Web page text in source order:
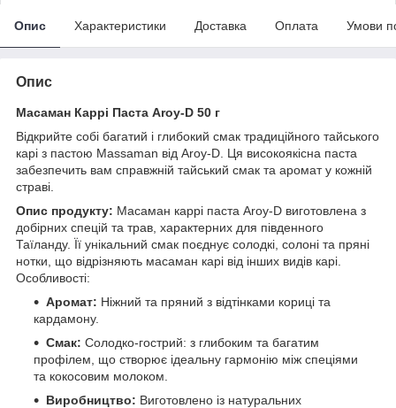
Опис Характеристики Доставка Оплата Умови
Опис
Масаман Каррі Паста Aroy-D 50 г
Відкрийте собі багатий і глибокий смак традиційного тайського
карі з пастою Massaman від Aroy-D. Ця високоякісна паста
забезпечить вам справжній тайський смак та аромат у кожній
страві.
Опис продукту: Масаман каррі паста Aroy-D виготовлена ​​з
добірних спецій та трав, характерних для південного
Таїланду. Її унікальний смак поєднує солодкі, солоні та пряні
нотки, що відрізняють масаман карі від інших видів карі.
Особливості:
Аромат: Ніжний та пряний з відтінками кориці та
кардамону.
Смак: Солодко-гострий: з глибоким та багатим
профілем, що створює ідеальну гармонію між спеціями
та кокосовим молоком.
Виробництво: Виготовлено із натуральних